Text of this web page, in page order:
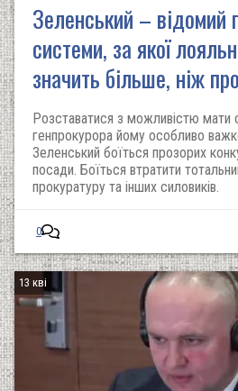
Зеленський – відомий
системи, за якої
значить більше, ніж
Розставатися з можливістю мати
генпрокурора йому особливо
Зеленський боїться прозорих
посади. Боїться втратити
прокуратуру та інших силовиків.
0
13 кві